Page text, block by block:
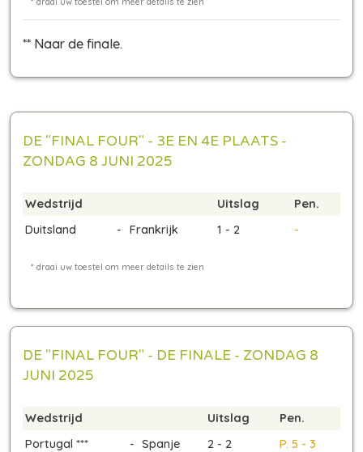
** Naar de finale.
DE "FINAL FOUR" - 3E EN 4E PLAATS -
ZONDAG 8 JUNI 2025
Wedstrijd Uitslag
Pen.
Duitsland
- Frankrijk 1 - 2 -
DE "FINAL FOUR" - DE FINALE - ZONDAG 8
JUNI 2025
Wedstrijd Uitslag
Pen.
Portugal ***
- Spanje 2 - 2 P. 5 - 3